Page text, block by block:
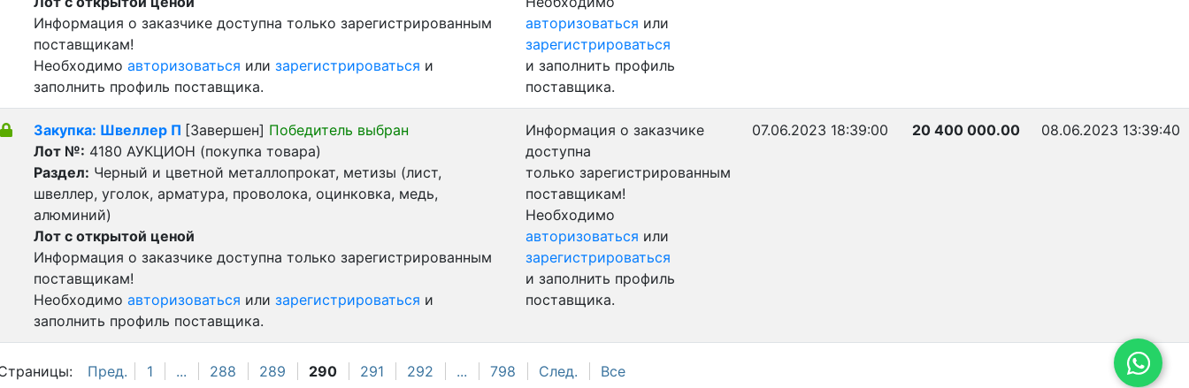
Пред. 1 ... 288 289 290 291 292 ... 798 След. Все
Информация о заказчике доступна только зарегистрированным
поставщикам!
Необходимо авторизоваться или зарегистрироваться и
заполнить профиль поставщика.
авторизоваться или
зарегистрироваться
и заполнить профиль
поставщика.
Закупка: Швеллер П [Завершен] Победитель выбран
Лот №: 4180 АУКЦИОН (покупка товара)
Раздел: Черный и цветной металлопрокат, метизы (лист,
швеллер, уголок, арматура, проволока, оцинковка, медь,
алюминий)
Лот с открытой ценой
Информация о заказчике доступна только зарегистрированным
поставщикам!
Необходимо авторизоваться или зарегистрироваться и
заполнить профиль поставщика.
Информация о заказчике
доступна
только зарегистрированным
поставщикам!
Необходимо
авторизоваться или
зарегистрироваться
и заполнить профиль
поставщика.
07.06.2023 18:39:00 20 400 000.00 08.06.2023 13:39:40